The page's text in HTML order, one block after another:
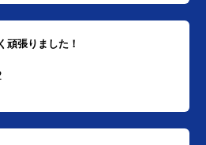
頑張りました！